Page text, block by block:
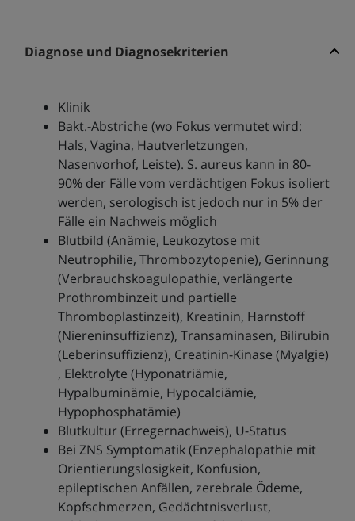
Diagnose und Diagnosekriterien
Klinik
Bakt.-Abstriche (wo Fokus vermutet wird:
Hals, Vagina, Hautverletzungen,
Nasenvorhof, Leiste). S. aureus kann in 80-
90% der Fälle vom verdächtigen Fokus isoliert
werden, serologisch ist jedoch nur in 5% der
Fälle ein Nachweis möglich
Blutbild (Anämie, Leukozytose mit
Neutrophilie, Thrombozytopenie), Gerinnung
(Verbrauchskoagulopathie, verlängerte
Prothrombinzeit und partielle
Thromboplastinzeit), Kreatinin, Harnstoff
(Niereninsuffizienz), Transaminasen, Bilirubin
(Leberinsuffizienz), Creatinin-Kinase (Myalgie)
, Elektrolyte (Hyponatriämie,
Hypalbuminämie, Hypocalciämie,
Hypophosphatämie)
Blutkultur (Erregernachweis), U-Status
Bei ZNS Symptomatik (Enzephalopathie mit
Orientierungslosigkeit, Konfusion,
epileptischen Anfällen, zerebrale Ödeme,
Kopfschmerzen, Gedächtnisverlust,